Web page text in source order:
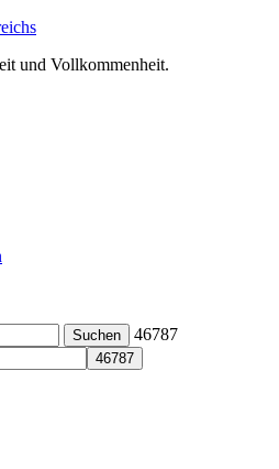
und Vollkommenheit.
Suchen 46787